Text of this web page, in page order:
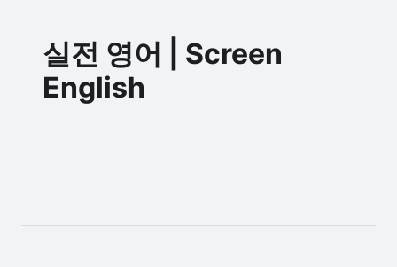
실전 영어 | Screen
English